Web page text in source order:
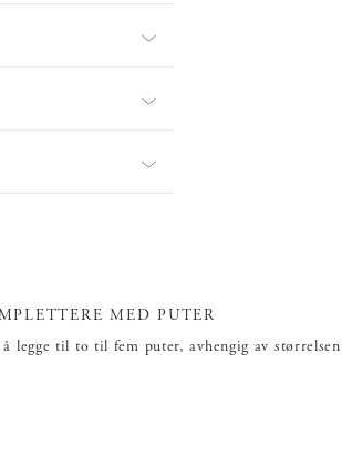
MED PUTER
legge til to til fem puter, avhengig av størrelsen